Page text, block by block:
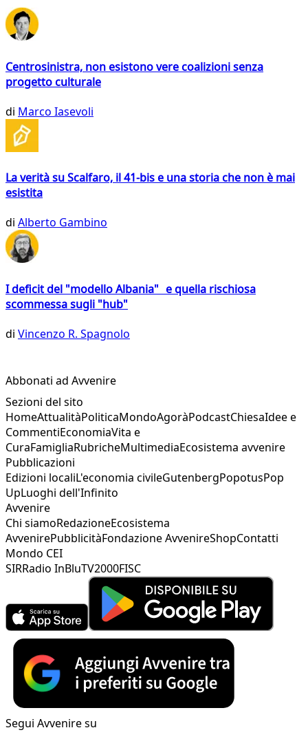
Centrosinistra, non esistono vere coalizioni senza
progetto culturale
di Marco Iasevoli
La verità su Scalfaro, il 41-bis e una storia che non è mai
esistita
di Alberto Gambino
I deficit del "modello Albania" e quella rischiosa
scommessa sugli "hub"
di Vincenzo R. Spagnolo
Abbonati ad Avvenire
Sezioni del sito
HomeAttualitàPoliticaMondoAgoràPodcastChiesaIdee e
CommentiEconomiaVita e
CuraFamigliaRubricheMultimediaEcosistema avvenire
Pubblicazioni
Edizioni localiL'economia civileGutenbergPopotusPop
UpLuoghi dell'Infinito
Avvenire
Chi siamoRedazioneEcosistema
AvvenirePubblicitàFondazione AvvenireShopContatti
Mondo CEI
SIRRadio InBluTV2000FISC
Segui Avvenire su